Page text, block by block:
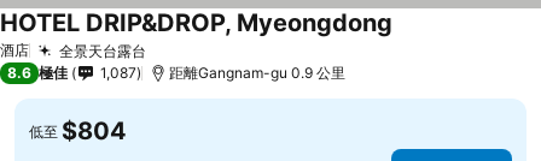
酒店 全景天台露台
HOTEL DRIP&DROP, Myeongdong
8.6 極佳 1,087 距離Gangnam-gu 0.9 公里
低至 $804